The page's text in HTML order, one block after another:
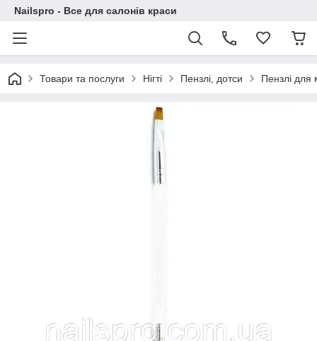
Nailspro - Все для салонів краси
Товари та послуги Нігті Пензлі, дотси Пензлі для